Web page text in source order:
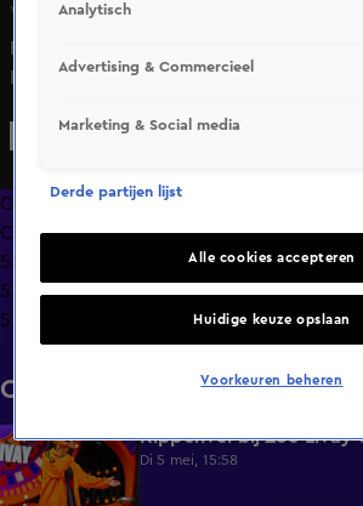
Wo 29 apr, 15:05
Rolf Sanchez zorgt voor Spaanse
Koningsdag 2026
Overzicht
Clips
538 Koningsdag 2026
538 Koningsdag 2025
538 Koningsdag 2024
Clips
3:01 Kippenvel bij Zoë Livay
Di 5 mei, 15:58
Analytisch
Advertising & Commercieel
Marketing & Social media
Derde partijen lijst
Alle cookies accepteren
Huidige keuze opslaan
Voorkeuren beheren